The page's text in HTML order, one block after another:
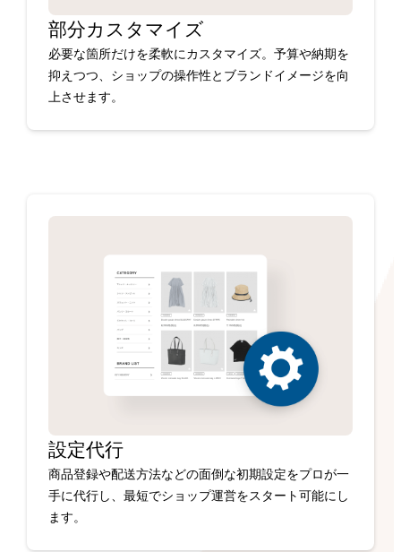
部分カスタマイズ
必要な箇所だけを柔軟にカスタマイズ。予算や納期を
抑えつつ、ショップの操作性とブランドイメージを向
上させます。
設定代行
商品登録や配送方法などの面倒な初期設定をプロが一
手に代行し、最短でショップ運営をスタート可能にし
ます。